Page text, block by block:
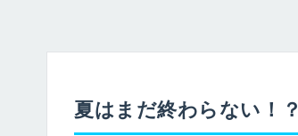
夏はまだ終わらない！